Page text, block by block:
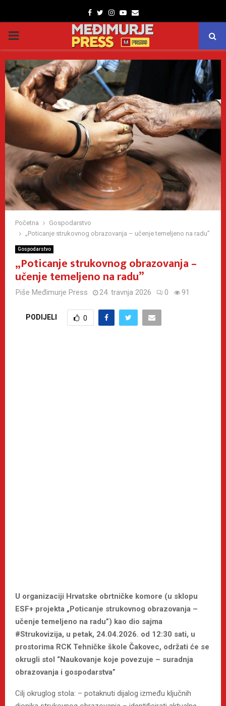
Facebook
TwitterInstagram
Youtube
Email
PRIMARY
MENU
Početna
Gospodarstvo
„Poticanje strukovnog obrazovanja – učenje temeljeno na radu”
Gospodarstvo
„Poticanje strukovnog obrazovanja –
učenje temeljeno na radu”
Piše Međimurje Press 24. travnja 2026 0 91
PODIJELI 0
U organizaciji Hrvatske obrtničke komore (u sklopu
ESF+ projekta „Poticanje strukovnog obrazovanja –
učenje temeljeno na radu”) kao dio sajma
#Strukovizija, u petak, 24.04.2026. od 12:30 sati, u
prostorima RCK Tehničke škole Čakovec, održati će se
okrugli stol “Naukovanje koje povezuje – suradnja
obrazovanja i gospodarstva”
Cilj okruglog stola: – potaknuti dijalog između ključnih